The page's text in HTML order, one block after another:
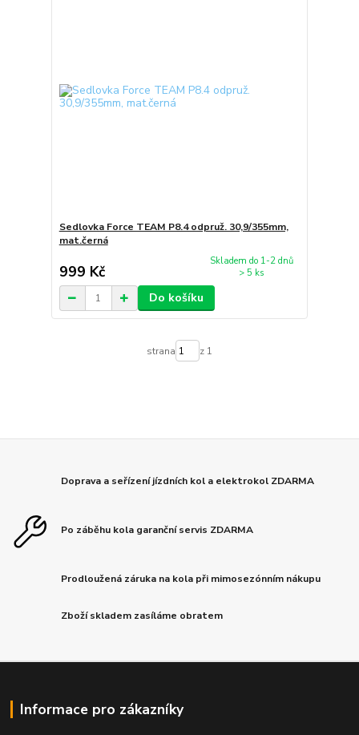
Sedlovka Force TEAM P8.4 odpruž. 30,9/355mm,
mat.černá
999 Kč
Skladem do 1-2 dnů
> 5 ks
Do košíku
strana z 1
Doprava a seřízení jízdních kol a elektrokol ZDARMA
Po záběhu kola garanční servis ZDARMA
Prodloužená záruka na kola při mimosezónním nákupu
Zboží skladem zasíláme obratem
Informace pro zákazníky